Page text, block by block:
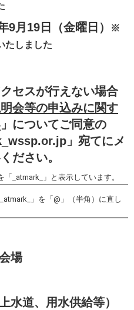
9月19日（金曜日）
※
たしました
セスが行えない場合
会等の申込みに関す
」についてご同意の
」 宛てにメ
ださい。
_atmark_」と表示しています。
」を「@」（半角）に直し
場
道、用水供給等）